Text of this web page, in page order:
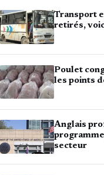
Transport
retirés,
Poulet
les points
Anglais
secteur